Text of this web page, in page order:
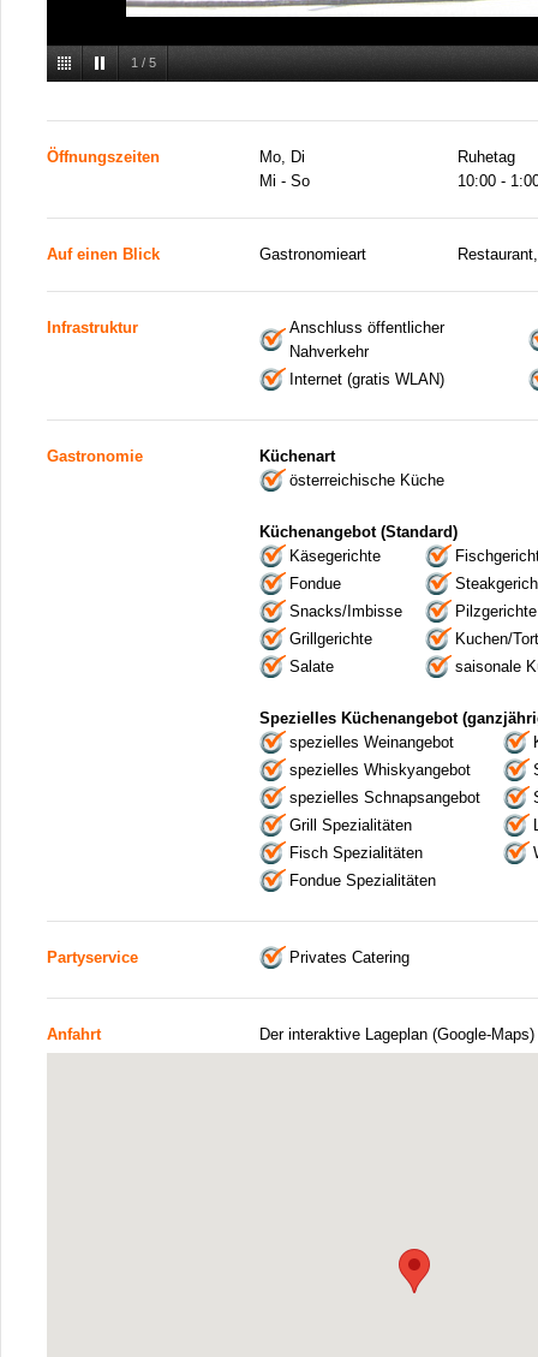
1 / 5
Öffnungszeiten Mo, Di
Ruhetag
Mi - So
10:00 -
Auf einen Blick Gastronomieart
Infrastruktur
Anschluss öffentlicher
Nahverkehr
Internet (gratis WLAN)
Gastronomie
Küchenart
österreichische Küche
Küchenangebot (Standard)
Käsegerichte
Fondue
Snacks/Imbisse
Pilzgerichte
Grillgerichte
Kuchen/
Salate
saisonale
Spezielles Küchenangebot
spezielles Weinangebot
spezielles Whiskyangebot
spezielles Schnapsangebot
Grill Spezialitäten
Fisch Spezialitäten
Fondue Spezialitäten
Partyservice Privates Catering
Anfahrt Der interaktive Lageplan (Google-